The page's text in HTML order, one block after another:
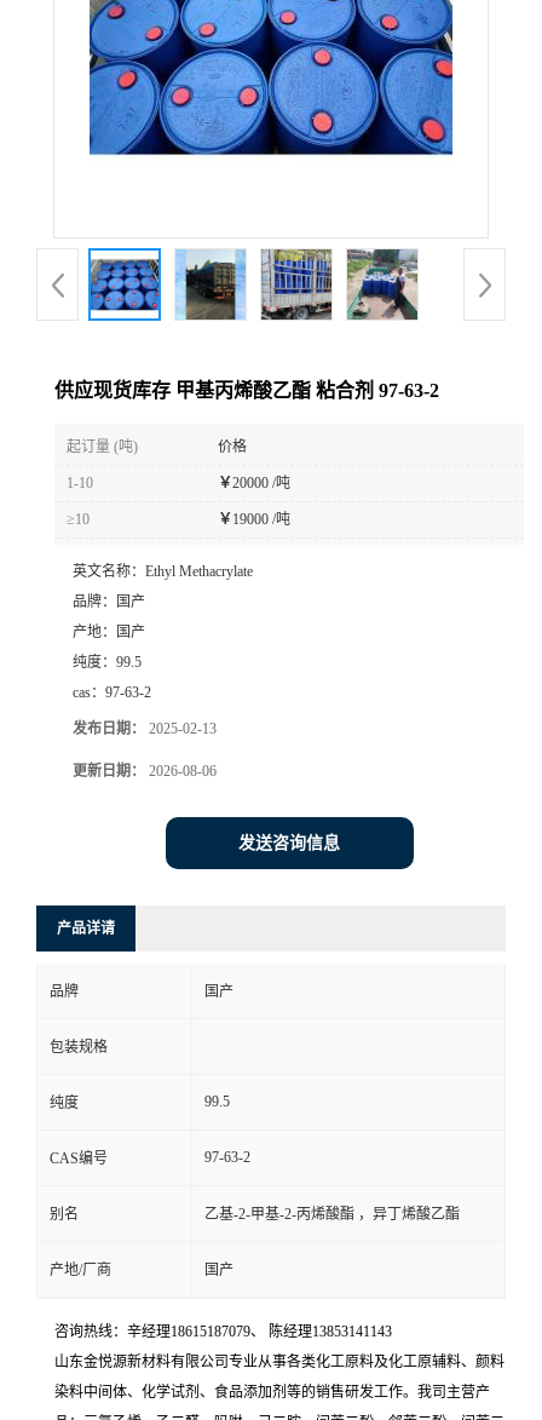
供应现货库存 甲基丙烯酸乙酯 粘合剂 97-63-2
起订量 (吨) 价格
1-10 ￥20000 /吨
≥10 ￥ 19000 /吨
英文名称： Ethyl Methacrylate
品牌：
国产
产地：
国产
纯度： 99.5
cas： 97-63-2
发布日期： 2025-02-13
更新日期： 2026-08-06
发送咨询信息
产品详请
品牌 国产
包装规格
纯度 99.5
CAS编号 97-63-2
别名 乙基-2-甲基-2-丙烯酸酯 ，异丁烯酸乙酯
产地/厂商 国产
咨询热线：辛经理18615187079、 陈经理13853141143
山东金悦源新材料有限公司专业从事各类化工原料及化工原辅料、颜料
染料中间体、化学试剂、食品添加剂等的销售研发工作。我司主营产